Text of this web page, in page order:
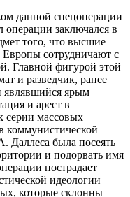
данной спецоперации
заключался в
того, что высшие
сотрудничают с
Главной фигурой этой
и разведчик, ранее
являвшийся ярым
и арест в
серии массовых
коммунистической
Даллеса была посеять
и подорвать имя
пострадает
идеологии
которые склонны